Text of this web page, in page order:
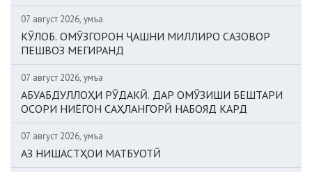
07 август 2026, Ҷумъа
КӮЛОБ. ОМӮЗГОРОН ҶАШНИ МИЛЛИРО САЗОВОР
ПЕШВОЗ МЕГИРАНД
07 август 2026, Ҷумъа
АБУАБДУЛЛОҲИ РӮДАКӢ. ДАР ОМӮЗИШИ БЕШТАРИ
ОСОРИ НИЁГОН САҲЛАНГОРӢ НАБОЯД КАРД
07 август 2026, Ҷумъа
АЗ НИШАСТҲОИ МАТБУОТӢ